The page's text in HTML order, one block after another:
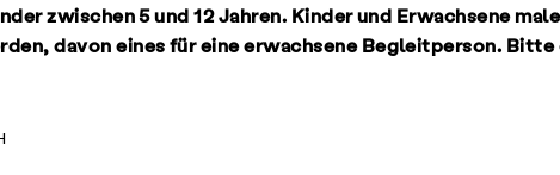
zwischen 5 und 12 Jahren. Kinder und Erwachsene
davon eines für eine erwachsene Begleitperson.